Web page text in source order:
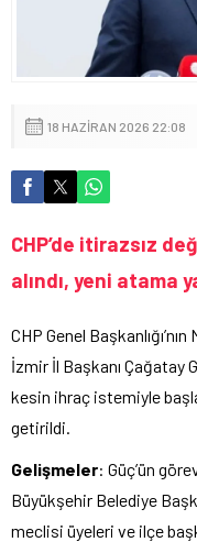
18 HAZIRAN 2026 22:08
CHP’de itirazsız
alındı, yeni atama
CHP Genel
İzmir İl Başkanı Çağatay
kesin ihraç istemiyle
getirildi.
Gelişmeler: Güç’ün
Büyükşehir Belediye
meclisi üyeleri ve ilçe